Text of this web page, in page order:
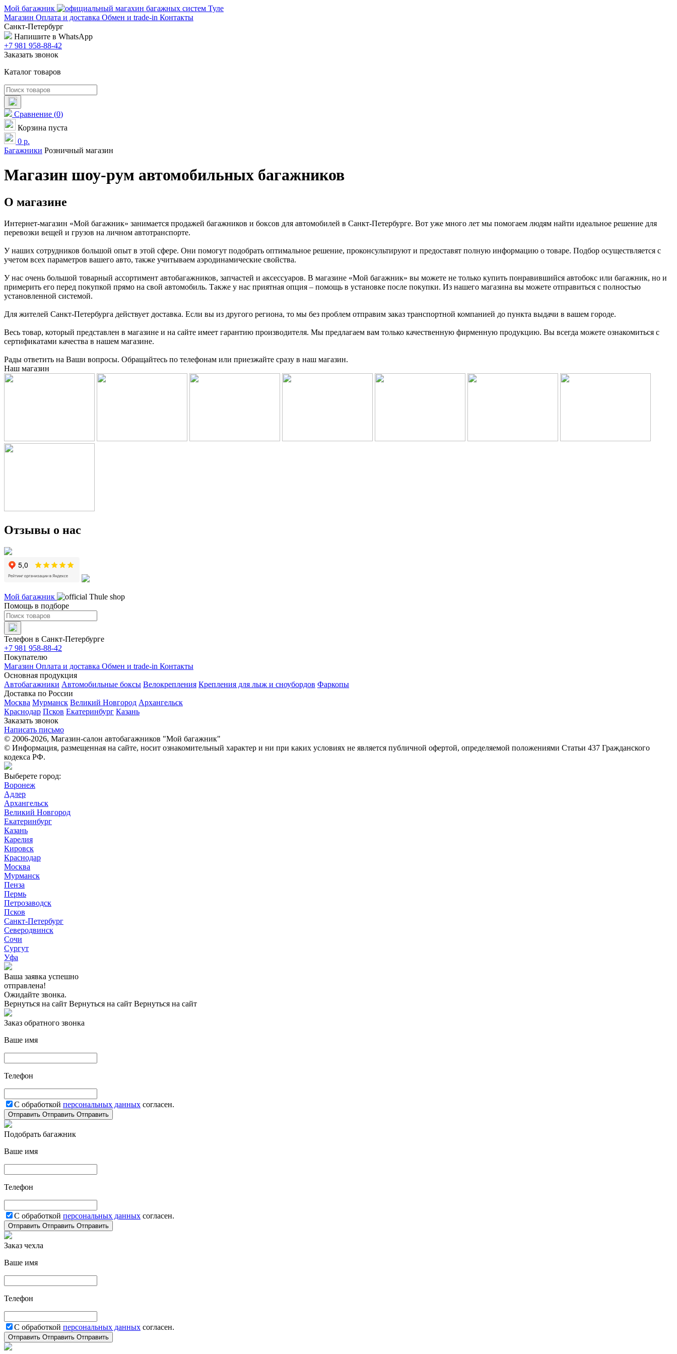
Мой багажник
Магазин Оплата и доставка Обмен и trade-in Контакты
Санкт-Петербург
Напишите в WhatsApp
+7 981 958-88-42
Заказать звонок
Каталог товаров
Сравнение (0)
Корзина пуста
0 р.
Багажники Розничный магазин
Магазин шоу-рум автомобильных багажников
О магазине
Интернет-магазин «Мой багажник» занимается продажей багажников и боксов для автомобилей в Санкт-Петербурге. Вот уже много лет мы помогаем людям найти идеальное решение для
перевозки вещей и грузов на личном автотранспорте.
У наших сотрудников большой опыт в этой сфере. Они помогут подобрать оптимальное решение, проконсультируют и предоставят полную информацию о товаре. Подбор осуществляется с
учетом всех параметров вашего авто, также учитываем аэродинамические свойства.
У нас очень большой товарный ассортимент автобагажников, запчастей и аксессуаров. В магазине «Мой багажник» вы можете не только купить понравившийся автобокс или багажник, но и
примерить его перед покупкой прямо на свой автомобиль. Также у нас приятная опция – помощь в установке после покупки. Из нашего магазина вы можете отправиться с полностью
установленной системой.
Для жителей Санкт-Петербурга действует доставка. Если вы из другого региона, то мы без проблем отправим заказ транспортной компанией до пункта выдачи в вашем городе.
Весь товар, который представлен в магазине и на сайте имеет гарантию производителя. Мы предлагаем вам только качественную фирменную продукцию. Вы всегда можете ознакомиться с
сертификатами качества в нашем магазине.
Рады ответить на Ваши вопросы. Обращайтесь по телефонам или приезжайте сразу в наш магазин.
Наш магазин
Отзывы о нас
Мой багажник
Помощь в подборе
Телефон в Санкт-Петербурге
+7 981 958-88-42
Покупателю
Магазин Оплата и доставка Обмен и trade-in Контакты
Основная продукция
Автобагажники Автомобильные боксы Велокрепления Крепления для лыж и сноубордов Фаркопы
Доставка по России
Москва Мурманск Великий Новгород Архангельск
Краснодар Псков Екатеринбург Казань
Заказать звонок
Написать письмо
© 2006-2026, Магазин-салон автобагажников "Мой багажник"
© Информация, размещенная на сайте, носит ознакомительный характер и ни при каких условиях не является публичной офертой, определяемой положениями Статьи 437 Гражданского
кодекса РФ.
Выберете город:
Воронеж
Адлер
Архангельск
Великий Новгород
Екатеринбург
Казань
Карелия
Кировск
Краснодар
Москва
Мурманск
Пенза
Пермь
Петрозаводск
Псков
Санкт-Петербург
Северодвинск
Сочи
Сургут
Уфа
Ваша заявка успешно
отправлена!
Ожидайте звонка.
Вернуться на сайт Вернуться на сайт Вернуться на сайт
Заказ обратного звонка
Ваше имя
Телефон
С обработкой персональных данных согласен.
Отправить Отправить Отправить
Подобрать багажник
Ваше имя
Телефон
С обработкой персональных данных согласен.
Отправить Отправить Отправить
Заказ чехла
Ваше имя
Телефон
С обработкой персональных данных согласен.
Отправить Отправить Отправить